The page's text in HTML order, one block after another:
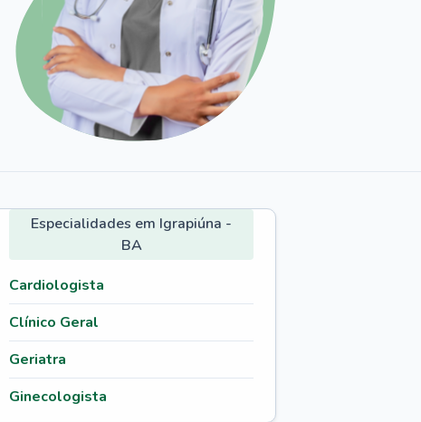
Especialidades em Igrapiúna -
BA
Cardiologista
Clínico Geral
Geriatra
Ginecologista